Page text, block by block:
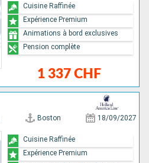
1 337 CHF
Cuisine Raffinée
Expérience Premium
Animations à bord exclusives
Pension complète
Boston 18/09/2027
Cuisine Raffinée
Expérience Premium